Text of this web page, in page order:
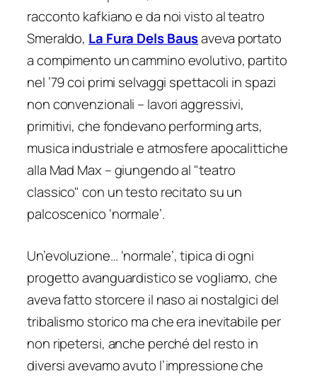
racconto kafkiano e da noi visto al teatro
Smeraldo, La Fura Dels Bausaveva portato
a compimento un cammino evolutivo, partito
nel ’79 coi primi selvaggi spettacoli in spazi
non convenzionali – lavori aggressivi,
primitivi, che fondevano performing arts,
musica industriale e atmosfere apocalittiche
alla Mad Max – giungendo al "teatro
classico" con un testo recitato su un
palcoscenico ‘normale’.
Un’evoluzione… ‘normale’, tipica di ogni
progetto avanguardistico se vogliamo, che
aveva fatto storcere il naso ai nostalgici del
tribalismo storico ma che era inevitabile per
non ripetersi, anche perché del resto in
diversi avevamo avuto l’impressione che